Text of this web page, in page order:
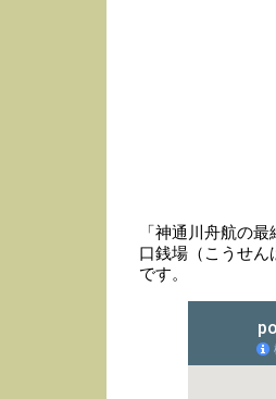
「神通川舟航の
口銭場（こうせん
です。